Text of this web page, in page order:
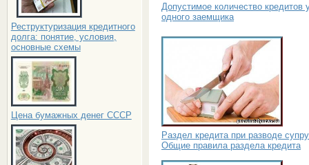
Реструктуризация кредитного
долга: понятие, условия,
основные схемы
Цена бумажных денег СССР
Допустимое количество кредитов
одного заемщика
Раздел кредита при разводе
Общие правила раздела кредита